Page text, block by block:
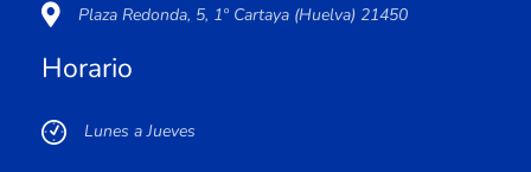
Plaza Redonda, 5, 1º Cartaya (Huelva) 21450
Horario
Lunes a Jueves